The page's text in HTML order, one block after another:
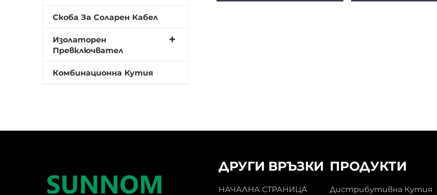
Скоба За Соларен Кабел
Изолаторен
Превключвател
Комбинационна Кутия
ДРУГИ ВРЪЗКИ
НАЧАЛНА СТРАНИЦА
ПРОДУКТИ
Дистрибутивна Кутия